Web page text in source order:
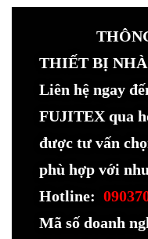
THIẾT BỊ
Liên hệ ngay
FUJITEX qua
được tư vấn
phù hợp với
Hotline:
Mã số doanh